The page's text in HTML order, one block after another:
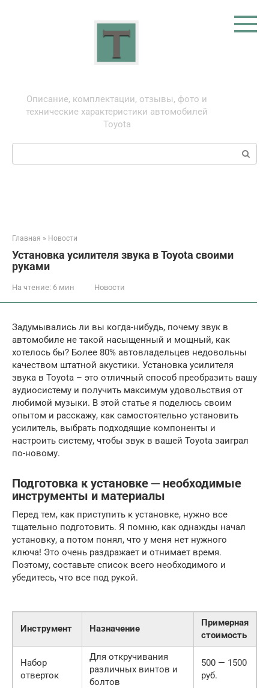
Описание, комплектации, отзывы, фото и
технические характеристики автомобилей
Toyota
Поиск:
Главная » Новости
Установка усилителя звука в Toyota своими
руками
На чтение: 6 мин Новости
Задумывались ли вы когда-нибудь, почему звук в
автомобиле не такой насыщенный и мощный, как
хотелось бы? Более 80% автовладельцев недовольны
качеством штатной акустики. Установка усилителя
звука в Toyota – это отличный способ преобразить вашу
аудиосистему и получить максимум удовольствия от
любимой музыки. В этой статье я поделюсь своим
опытом и расскажу, как самостоятельно установить
усилитель, выбрать подходящие компоненты и
настроить систему, чтобы звук в вашей Toyota заиграл
по-новому.
Подготовка к установке ─ необходимые
инструменты и материалы
Перед тем, как приступить к установке, нужно все
тщательно подготовить. Я помню, как однажды начал
установку, а потом понял, что у меня нет нужного
ключа! Это очень раздражает и отнимает время.
Поэтому, составьте список всего необходимого и
убедитесь, что все под рукой.
Инструмент Назначение
Примерная
стоимость
Набор
отверток
Для откручивания
различных винтов и
болтов
500 — 1500
руб.